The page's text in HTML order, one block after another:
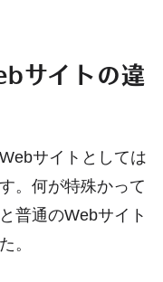
サイトの違
サイトとしては
。何が特殊かって
普通のWebサイト
。